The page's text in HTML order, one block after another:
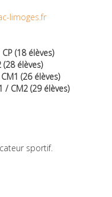
limoges.fr
CP (18 élèves)
(28 élèves)
(26 élèves)
/ CM2 (29 élèves)
sportif.